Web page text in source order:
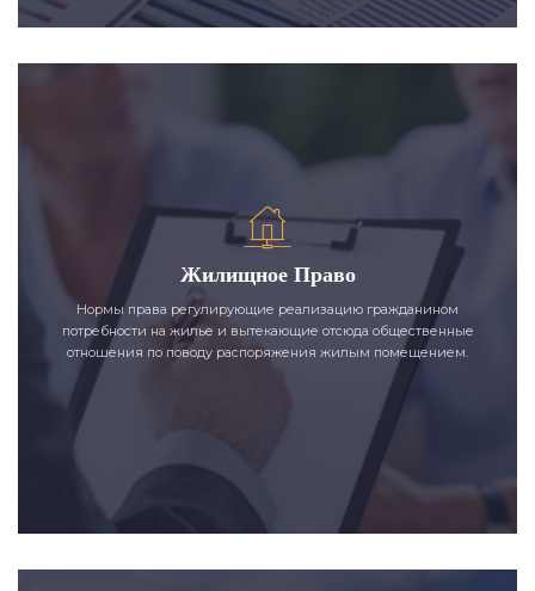
Жилищное Право
Нормы права регулирующие реализацию гражданином
потребности на жилье и вытекающие отсюда общественные
отношения по поводу распоряжения жилым помещением.